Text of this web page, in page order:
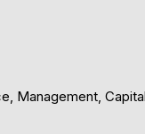
Management,